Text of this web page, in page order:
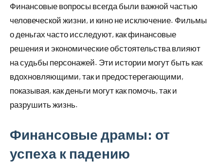
Финансовые вопросы всегда были важной частью
человеческой жизни, и кино не исключение. Фильмы
о деньгах часто исследуют, как финансовые
решения и экономические обстоятельства влияют
на судьбы персонажей. Эти истории могут быть как
вдохновляющими, так и предостерегающими,
показывая, как деньги могут как помочь, так и
разрушить жизнь.
Финансовые драмы: от
успеха к падению